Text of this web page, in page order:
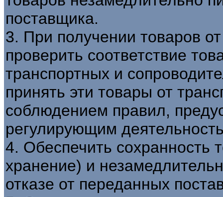
поставщика.
3. При получении товаров
проверить соответствие
транспортных и
принять эти товары от
соблюдением правил,
регулирующим
4. Обеспечить сохранность
хранение) и
отказе от переданных